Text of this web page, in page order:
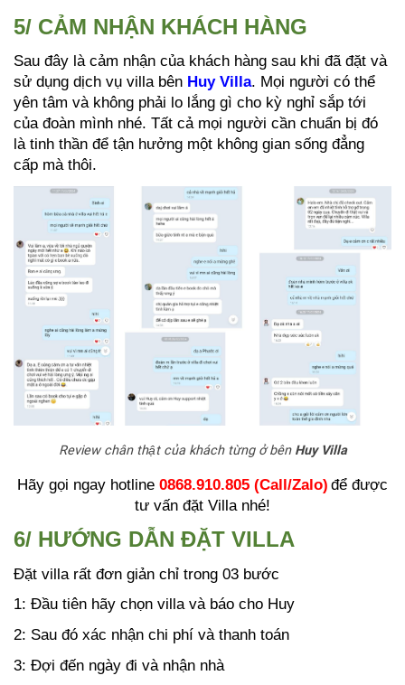
5/ CẢM NHẬN KHÁCH HÀNG
Sau đây là cảm nhận của khách hàng sau khi đã đặt và
sử dụng dịch vụ villa bên Huy Villa. Mọi người có thể
yên tâm và không phải lo lắng gì cho kỳ nghỉ sắp tới
của đoàn mình nhé. Tất cả mọi người cần chuẩn bị đó
là tinh thần để tận hưởng một không gian sống đẳng
cấp mà thôi.
Review chân thật của khách từng ở bên Huy Villa
Hãy gọi ngay hotline 0868.910.805 (Call/Zalo) để được
tư vấn đặt Villa nhé!
6/ HƯỚNG DẪN ĐẶT VILLA
Đặt villa rất đơn giản chỉ trong 03 bước
1: Đầu tiên hãy chọn villa và báo cho Huy
2: Sau đó xác nhận chi phí và thanh toán
3: Đợi đến ngày đi và nhận nhà